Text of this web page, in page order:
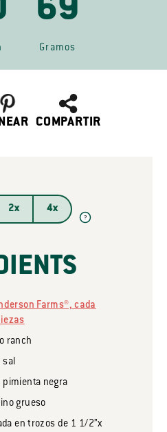
69
Gramos
COMPARTIR
2x 4x
?
Farms®, cada
ranch
sal
pimienta negra
grueso
en trozos de 1 1/2”x